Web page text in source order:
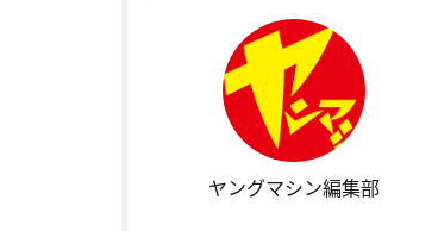
ヤングマシン編集部